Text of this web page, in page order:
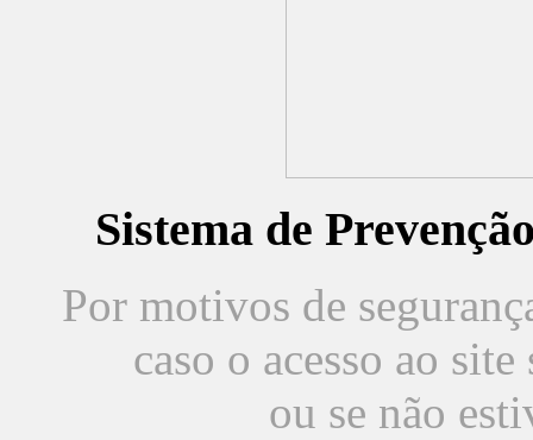
Sistema de
Por motivos de
caso o acesso ao
ou se não